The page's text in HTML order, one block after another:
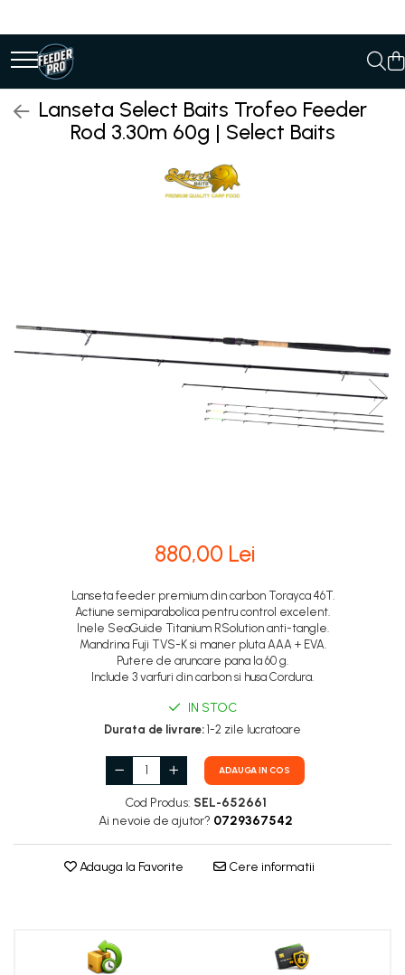
Lanseta Select Baits Trofeo Feeder
Rod 3.30m 60g | Select Baits
880,00 Lei
Lanseta feeder premium din carbon Torayca 46T.
Actiune semiparabolica pentru control excelent.
Inele SeaGuide Titanium RSolution anti-tangle.
Mandrina Fuji TVS-K si maner pluta AAA + EVA.
Putere de aruncare pana la 60 g.
Include 3 varfuri din carbon si husa Cordura.
IN STOC
Durata de livrare: 1-2 zile lucratoare
ADAUGA IN COS
Cod Produs: SEL-652661
Ai nevoie de ajutor? 0729367542
Adauga la Favorite Cere informatii